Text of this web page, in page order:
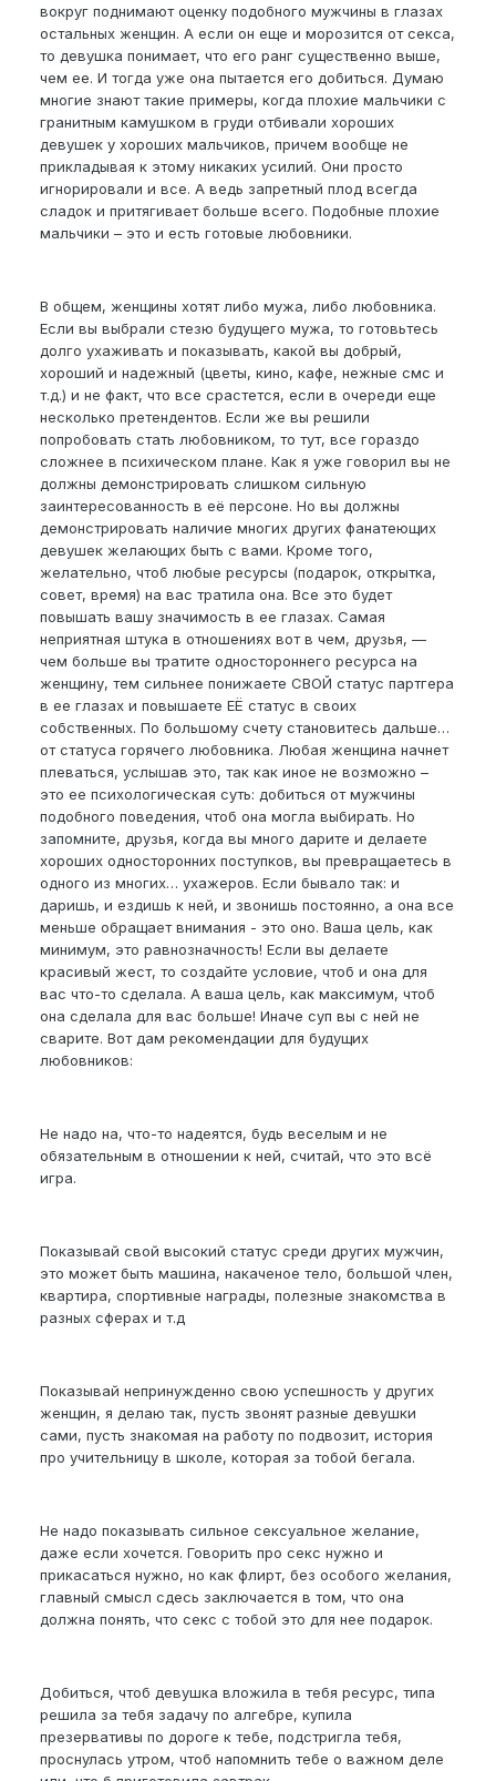
вокруг поднимают оценку подобного мужчины в глазах
остальных женщин. А если он еще и морозится от секса,
то девушка понимает, что его ранг существенно выше,
чем ее. И тогда уже она пытается его добиться. Думаю
многие знают такие примеры, когда плохие мальчики с
гранитным камушком в груди отбивали хороших
девушек у хороших мальчиков, причем вообще не
прикладывая к этому никаких усилий. Они просто
игнорировали и все. А ведь запретный плод всегда
сладок и притягивает больше всего. Подобные плохие
мальчики – это и есть готовые любовники.
В общем, женщины хотят либо мужа, либо любовника.
Если вы выбрали стезю будущего мужа, то готовьтесь
долго ухаживать и показывать, какой вы добрый,
хороший и надежный (цветы, кино, кафе, нежные смс и
т.д.) и не факт, что все срастется, если в очереди еще
несколько претендентов. Если же вы решили
попробовать стать любовником, то тут, все гораздо
сложнее в психическом плане. Как я уже говорил вы не
должны демонстрировать слишком сильную
заинтересованность в её персоне. Но вы должны
демонстрировать наличие многих других фанатеющих
девушек желающих быть с вами. Кроме того,
желательно, чтоб любые ресурсы (подарок, открытка,
совет, время) на вас тратила она. Все это будет
повышать вашу значимость в ее глазах. Самая
неприятная штука в отношениях вот в чем, друзья, —
чем больше вы тратите одностороннего ресурса на
женщину, тем сильнее понижаете СВОЙ статус партгера
в ее глазах и повышаете ЕË статус в своих
собственных. По большому счету становитесь дальше…
от статуса горячего любовника. Любая женщина начнет
плеваться, услышав это, так как иное не возможно –
это ее психологическая суть: добиться от мужчины
подобного поведения, чтоб она могла выбирать. Но
запомните, друзья, когда вы много дарите и делаете
хороших односторонних поступков, вы превращаетесь в
одного из многих… ухажеров. Если бывало так: и
даришь, и ездишь к ней, и звонишь постоянно, а она все
меньше обращает внимания - это оно. Ваша цель, как
минимум, это равнозначность! Если вы делаете
красивый жест, то создайте условие, чтоб и она для
вас что-то сделала. А ваша цель, как максимум, чтоб
она сделала для вас больше! Иначе суп вы с ней не
сварите. Вот дам рекомендации для будущих
любовников:
Не надо на, что-то надеятся, будь веселым и не
обязательным в отношении к ней, считай, что это всё
игра.
Показывай свой высокий статус среди других мужчин,
это может быть машина, накаченое тело, большой член,
квартира, спортивные награды, полезные знакомства в
разных сферах и т.д
Показывай непринужденно свою успешность у других
женщин, я делаю так, пусть звонят разные девушки
сами, пусть знакомая на работу по подвозит, история
про учительницу в школе, которая за тобой бегала.
Не надо показывать сильное сексуальное желание,
даже если хочется. Говорить про секс нужно и
прикасаться нужно, но как флирт, без особого желания,
главный смысл сдесь заключается в том, что она
должна понять, что секс с тобой это для нее подарок.
Добиться, чтоб девушка вложила в тебя ресурс, типа
решила за тебя задачу по алгебре, купила
презервативы по дороге к тебе, подстригла тебя,
проснулась утром, чтоб напомнить тебе о важном деле